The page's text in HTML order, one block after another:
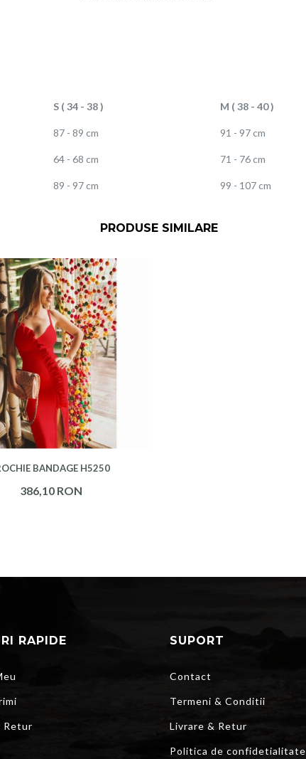
S ( 34 - 38 ) M ( 38 - 40 )
87 - 89 cm 91 - 97 cm
64 - 68 cm 71 - 76 cm
89 - 97 cm 99 - 107 cm
PRODUSE SIMILARE
BANDAGE H5250
386,10 RON
RAPIDE
Retur
SUPORT
Contact
Termeni & Conditii
Livrare & Retur
Politica de confidetialitate